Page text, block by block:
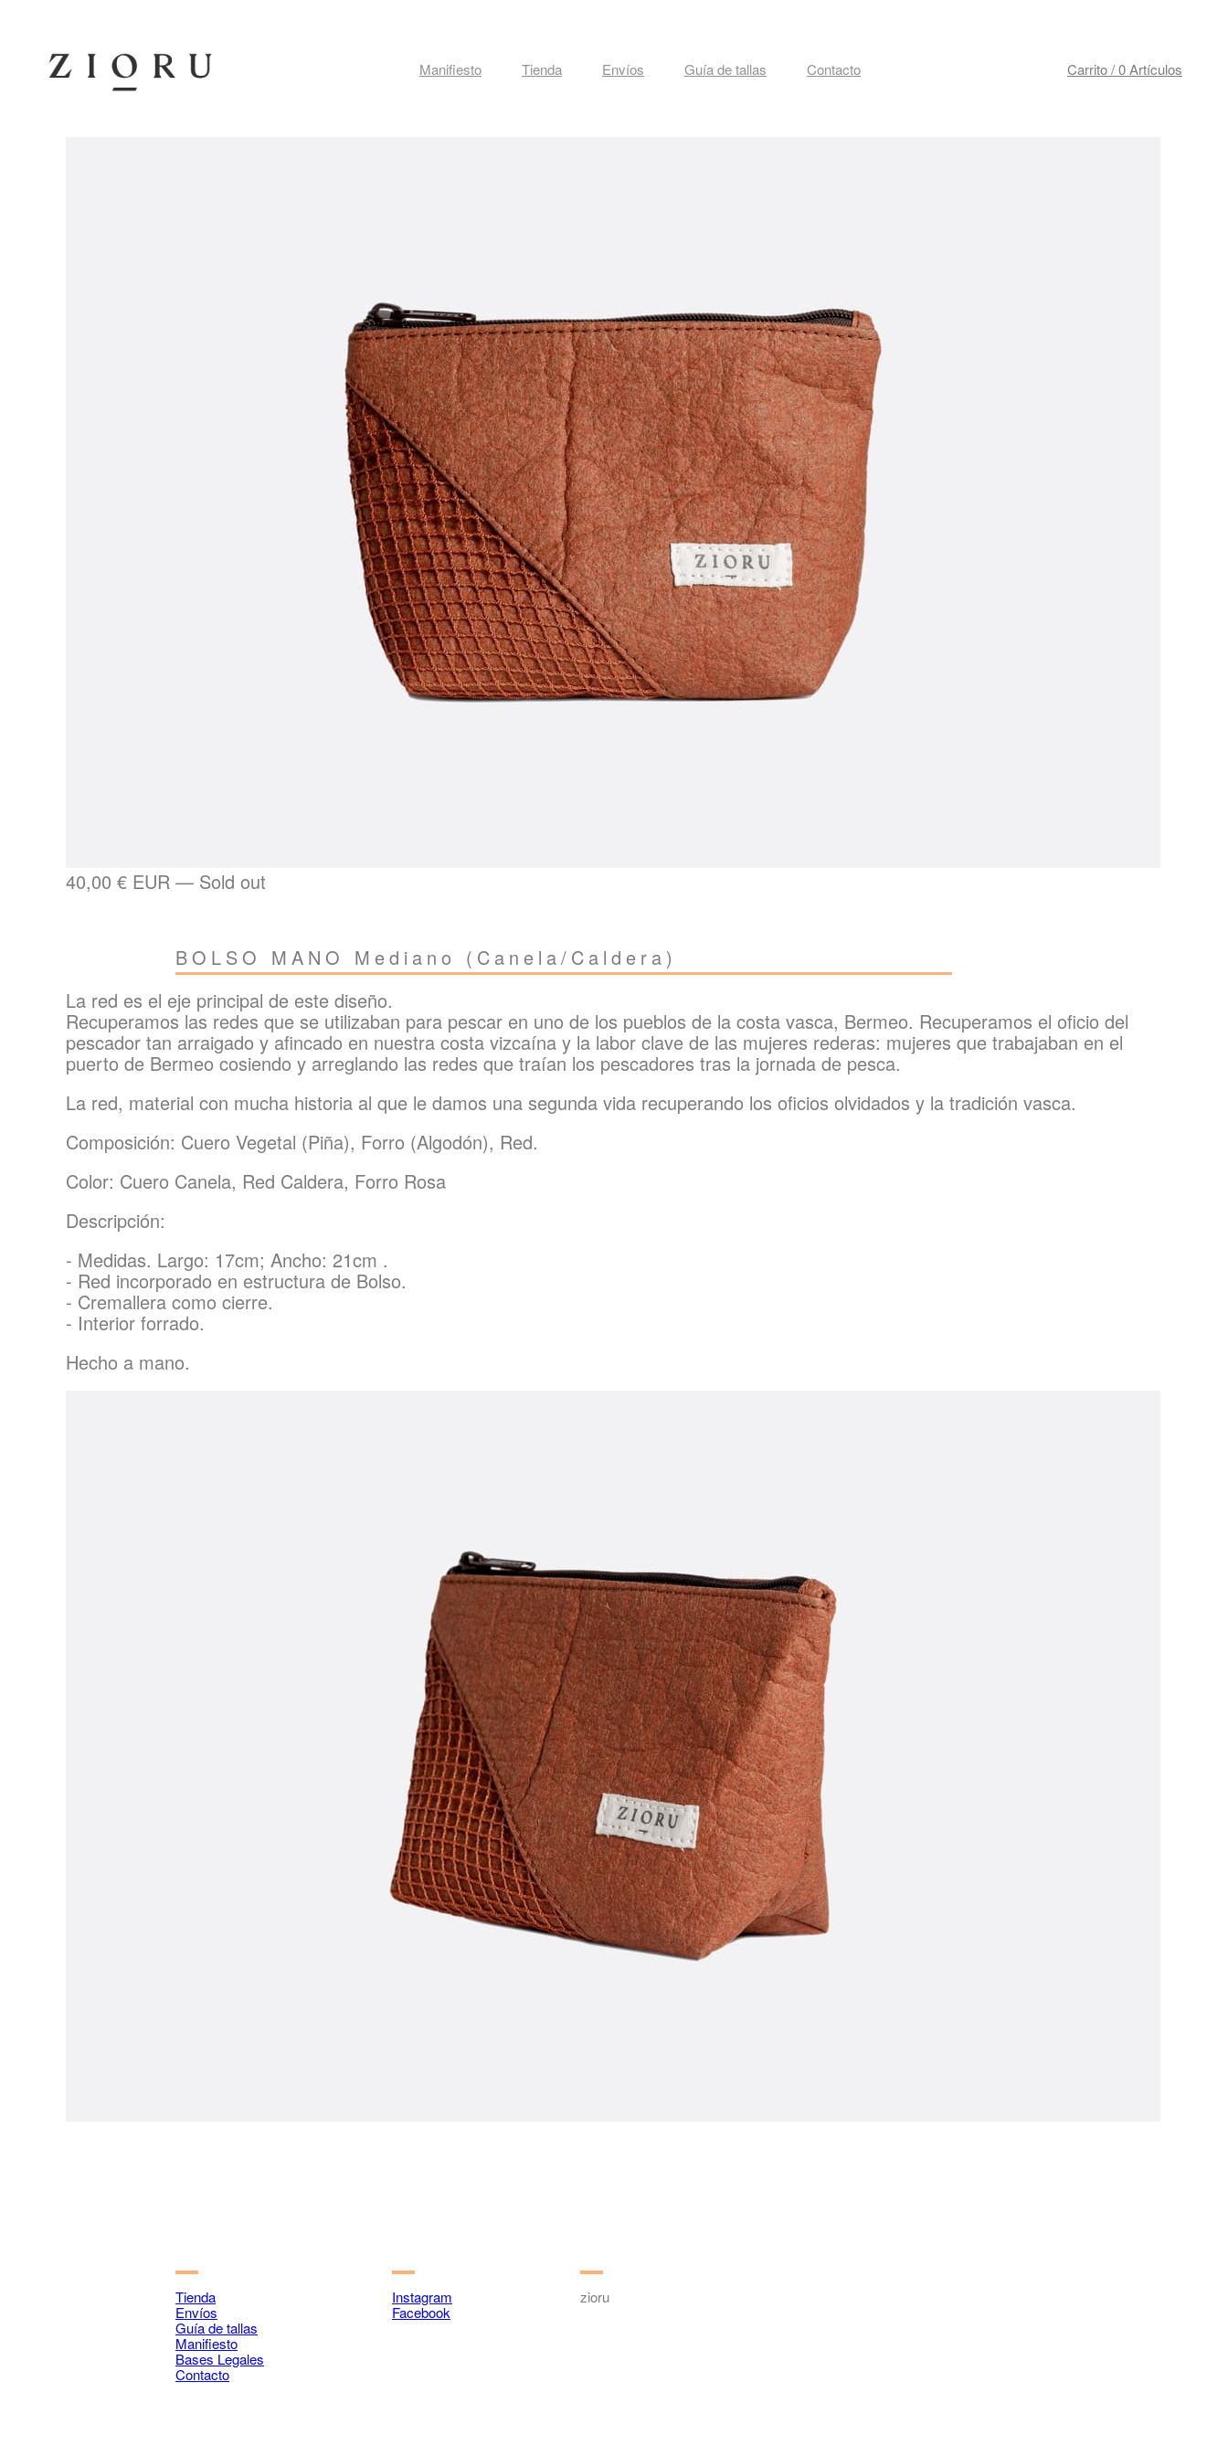
Manifiesto Tienda Envíos Guía de tallas Contacto Carrito / 0 Artículos
40,00 € EUR — Sold out
BOLSO MANO Mediano (Canela/Caldera)
La red es el eje principal de este diseño.
Recuperamos las redes que se utilizaban para pescar en uno de los pueblos de la costa vasca, Bermeo. Recuperamos el oficio del
pescador tan arraigado y afincado en nuestra costa vizcaína y la labor clave de las mujeres rederas: mujeres que trabajaban en el
puerto de Bermeo cosiendo y arreglando las redes que traían los pescadores tras la jornada de pesca.
La red, material con mucha historia al que le damos una segunda vida recuperando los oficios olvidados y la tradición vasca.
Composición: Cuero Vegetal (Piña), Forro (Algodón), Red.
Color: Cuero Canela, Red Caldera, Forro Rosa
Descripción:
- Medidas. Largo: 17cm; Ancho: 21cm .
- Red incorporado en estructura de Bolso.
- Cremallera como cierre.
- Interior forrado.
Hecho a mano.
Tienda
Envíos
Guía de tallas
Manifiesto
Bases Legales
Contacto
Instagram
Facebook
zioru